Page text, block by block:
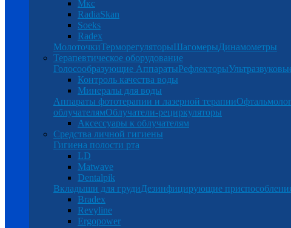
Мкс
RadiaSkan
Soeks
Radex
МолоточкиТерморегуляторыШагомерыДинамометры
Терапевтическое оборудование
Голосообразующие АппаратыРефлекторы
Контроль качества воды
Минералы для воды
Аппараты фототерапии и лазерной терапии
облучателямОблучатели-рециркуляторы
Аксессуары к облучателям
Средства личной гигиены
Гигиена полости рта
LD
Matwave
Dentalpik
Вкладыши для грудиДезинфицирующие
Bradex
Revyline
Ergopower